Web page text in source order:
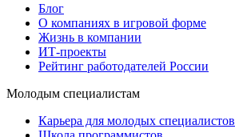
Блог
О компаниях в игровой форме
Жизнь в компании
ИТ-проекты
Рейтинг работодателей России
Молодым специалистам
Карьера для молодых специалистов